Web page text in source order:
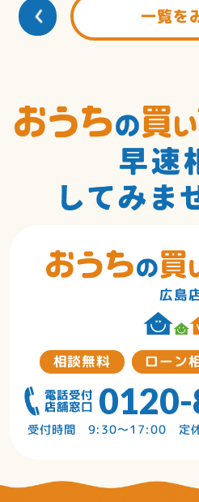
一覧を
広島
相談無料 ローン
受付時間 9:30〜17:00 定休